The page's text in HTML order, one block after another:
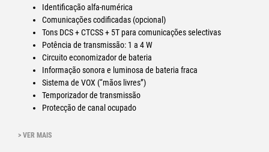
Identificação alfa-numérica
Comunicações codificadas (opcional)
Tons DCS + CTCSS + 5T para comunicações selectivas
Potência de transmissão: 1 a 4 W
Circuito economizador de bateria
Informação sonora e luminosa de bateria fraca
Sistema de VOX (“mãos livres”)
Temporizador de transmissão
Protecção de canal ocupado
Resistente a salpicos de água
> VER MAIS